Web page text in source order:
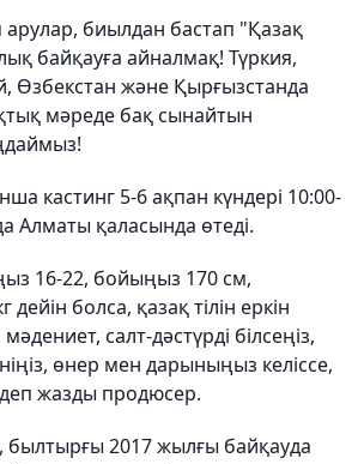
биылдан бастап "Қазақ
байқауға айналмақ! Түркия,
Өзбекстан және Қырғызстанда
ақтық мәреде бақ сынайтын
кастинг 5-6 ақпан күндері 10:00-
Алматы қаласында өтеді.
16-22, бойыңыз 170 см,
болса, қазақ тілін еркін
салт-дәстүрді білсеңіз,
өнер мен дарыныңыз келіссе,
деп жазды продюсер.
былтырғы 2017 жылғы байқауда